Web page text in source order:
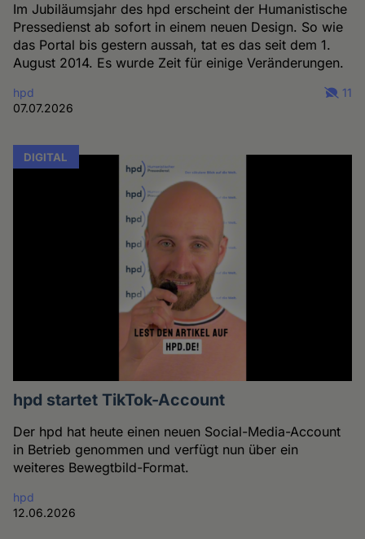
Im Jubiläumsjahr des hpd erscheint der Humanistische
Pressedienst ab sofort in einem neuen Design. So wie
das Portal bis gestern aussah, tat es das seit dem 1.
August 2014. Es wurde Zeit für einige Veränderungen.
hpd
07.07.2026
11
DIGITAL
hpd startet TikTok-Account
Der hpd hat heute einen neuen Social-Media-Account
in Betrieb genommen und verfügt nun über ein
weiteres Bewegtbild-Format.
hpd
12.06.2026